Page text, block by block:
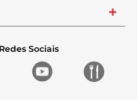
+
Sociais